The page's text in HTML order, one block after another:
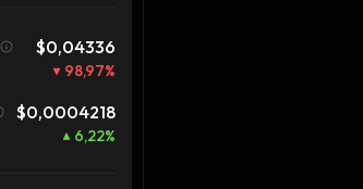
$0,04336
98,97%
$0,0004218
6,22%